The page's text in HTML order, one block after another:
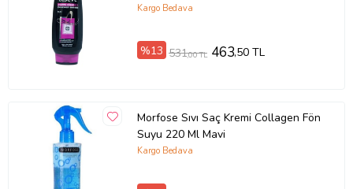
Kargo Bedava
%13 531,00 TL 463,50 TL
Morfose Sıvı Saç Kremi Collagen Fön
Suyu 220 Ml Mavi
Kargo Bedava